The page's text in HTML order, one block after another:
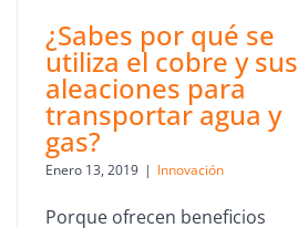
¿Sabes por qué se
utiliza el cobre y sus
aleaciones para
transportar agua y
gas?
Enero 13, 2019 | Innovación
Porque ofrecen beneficios